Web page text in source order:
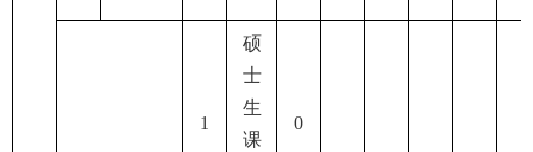
1
硕
士
生
课
0